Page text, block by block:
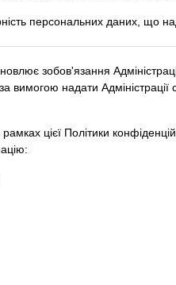
персональних даних, що
зобов'язання
вимогою надати
цієї Політики